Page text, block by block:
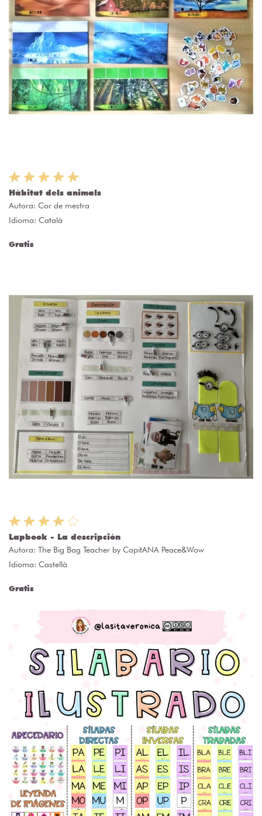
Hàbitat dels animals
Autora: Cor de mestra
Idioma: Català
Gratis
Lapbook - La descripción
Autora: The Big Bag Teacher by CapitANA Peace&Wow
Idioma: Castellà
Gratis